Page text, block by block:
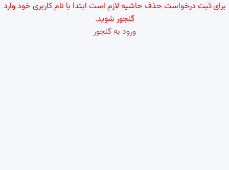
برای ثبت درخواست حذف حاشیه لازم است ابتدا با نام کاربری خود وارد
گنجور شوید.
ورود به گنجور